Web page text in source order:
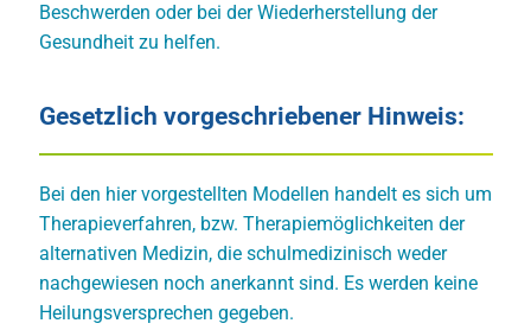
Beschwerden oder bei der Wiederherstellung der
Gesundheit zu helfen.
Gesetzlich vorgeschriebener Hinweis:
Bei den hier vorgestellten Modellen handelt es sich um
Therapieverfahren, bzw. Therapiemöglichkeiten der
alternativen Medizin, die schulmedizinisch weder
nachgewiesen noch anerkannt sind. Es werden keine
Heilungsversprechen gegeben.